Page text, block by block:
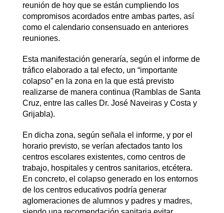
reunión de hoy que se están cumpliendo los
compromisos acordados entre ambas partes, así
como el calendario consensuado en anteriores
reuniones.
Esta manifestación generaría, según el informe de
tráfico elaborado a tal efecto, un “importante
colapso” en la zona en la que está previsto
realizarse de manera continua (Ramblas de Santa
Cruz, entre las calles Dr. José Naveiras y Costa y
Grijabla).
En dicha zona, según señala el informe, y por el
horario previsto, se verían afectados tanto los
centros escolares existentes, como centros de
trabajo, hospitales y centros sanitarios, etcétera.
En concreto, el colapso generado en los entornos
de los centros educativos podría generar
aglomeraciones de alumnos y padres y madres,